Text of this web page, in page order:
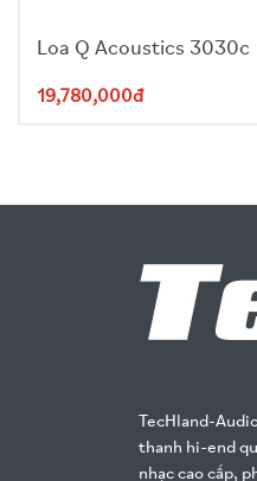
Loa Q Acoustics 3030c
19,780,000đ
TecHland-
thanh hi-end
nhạc cao cấp,